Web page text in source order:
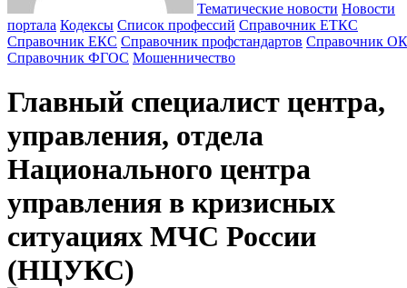
Тематические новости Новости
портала Кодексы Cписок профессий Справочник ЕТКС
Справочник ЕКС Справочник профстандартов Справочник
Справочник ФГОС Мошенничество
Главный специалист центра,
управления, отдела
Национального центра
управления в кризисных
ситуациях МЧС России
(НЦУКС)